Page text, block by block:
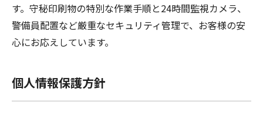
す。守秘印刷物の特別な作業手順と24時間監視カメラ、
警備員配置など厳重なセキュリティ管理で、お客様の安
心にお応えしています。
個人情報保護方針